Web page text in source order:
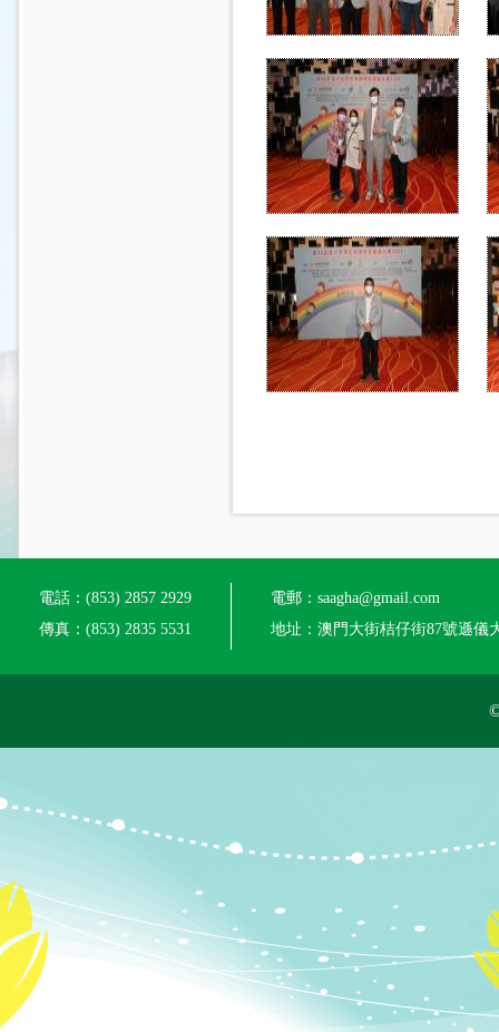
電話：(853) 2857 2929
傳真：(853) 2835 5531
電郵：saagha@gmail.com
地址：澳門大街桔仔街87號遜儀